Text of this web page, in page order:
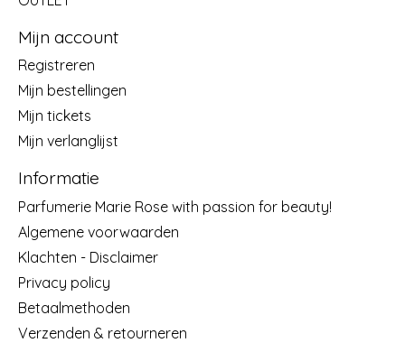
Mijn account
Registreren
Mijn bestellingen
Mijn tickets
Mijn verlanglijst
Informatie
Parfumerie Marie Rose with passion for beauty!
Algemene voorwaarden
Klachten - Disclaimer
Privacy policy
Betaalmethoden
Verzenden & retourneren